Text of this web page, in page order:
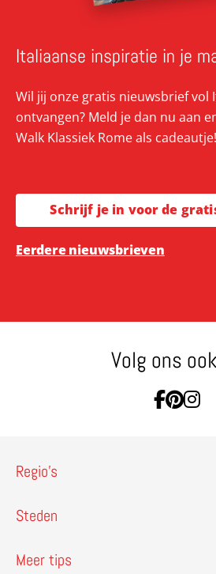
Italiaanse inspiratie in je
Wil jij onze gratis nieuwsbrief vol
ontvangen? Meld je dan nu aan
Walk Klassiek Rome als cadeautje!
Schrijf je in voor de
Eerdere nieuwsbrieven
Volg ons
GaGa
Regio’s
Steden
Meer tips